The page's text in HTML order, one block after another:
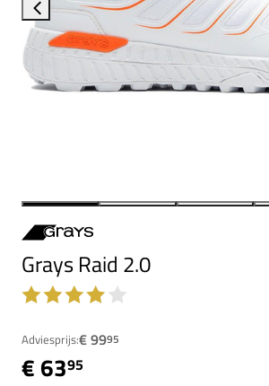
Grays Raid 2.0
Adviesprijs:€ 9995
€ 6395